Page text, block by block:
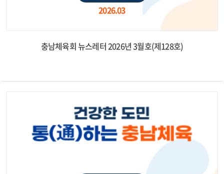
2026.03
충남체육회 뉴스레터 2026년 3월호(제128호)